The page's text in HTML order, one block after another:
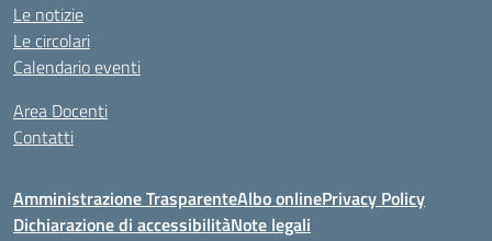
Le notizie
Le circolari
Calendario eventi
Area Docenti
Contatti
Amministrazione TrasparenteAlbo onlinePrivacy Policy
Dichiarazione di accessibilitàNote legali